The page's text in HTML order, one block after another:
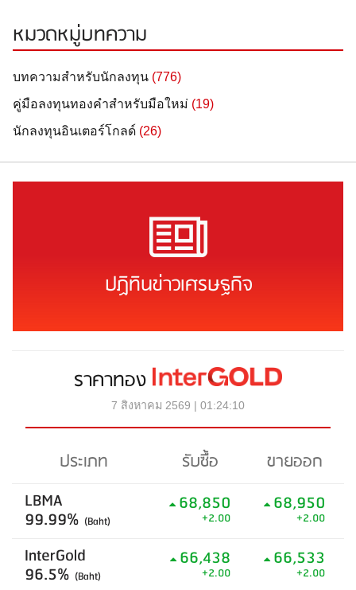
หมวดหมู่บทความ
บทความสำหรับนักลงทุน (776)
คู่มือลงทุนทองคำสำหรับมือใหม่ (19)
นักลงทุนอินเตอร์โกลด์ (26)
ปฏิทินข่าวเศรษฐกิจ
ราคาทอง
7 สิงหาคม 2569 | 01:24:10
ประเภท รับซื้อ
ขายออก
LBMA
99.99% (Baht)
68,850
+2.00
68,950
+2.00
InterGold
96.5% (Baht)
66,438
+2.00
66,533
+2.00